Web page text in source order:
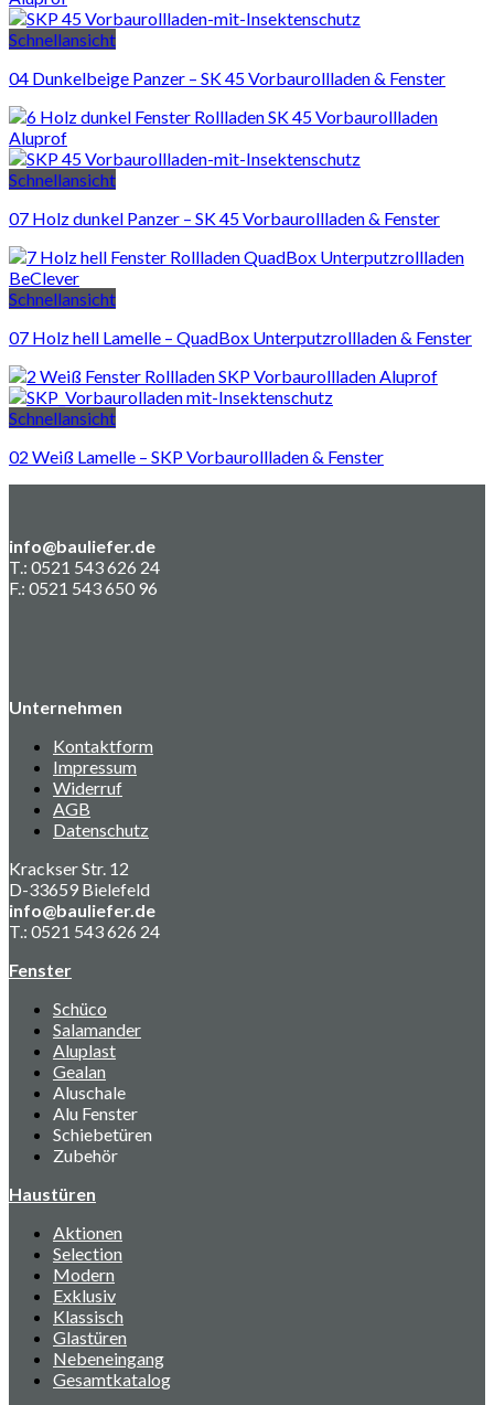
Schnellansicht
04 Dunkelbeige Panzer – SK 45 Vorbaurollladen & Fenster
Schnellansicht
07 Holz dunkel Panzer – SK 45 Vorbaurollladen & Fenster
Schnellansicht
07 Holz hell Lamelle – QuadBox Unterputzrollladen & Fenster
Schnellansicht
02 Weiß Lamelle – SKP Vorbaurollladen & Fenster
info@bauliefer.de
T.: 0521 543 626 24
F.: 0521 543 650 96
Unternehmen
Kontaktform
Impressum
Widerruf
AGB
Datenschutz
Krackser Str. 12
D-33659 Bielefeld
info@bauliefer.de
T.: 0521 543 626 24
Fenster
Schüco
Salamander
Aluplast
Gealan
Aluschale
Alu Fenster
Schiebetüren
Zubehör
Haustüren
Aktionen
Selection
Modern
Exklusiv
Klassisch
Glastüren
Nebeneingang
Gesamtkatalog